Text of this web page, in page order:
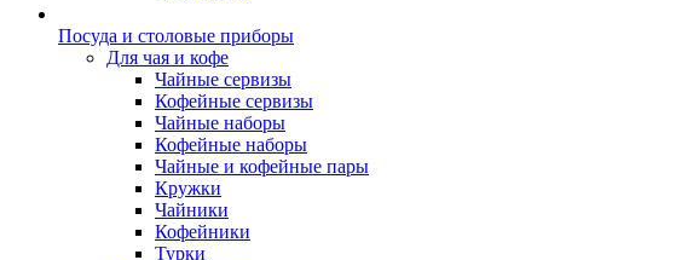
Посуда и столовые приборы
Для чая и кофе
Чайные сервизы
Кофейные сервизы
Чайные наборы
Кофейные наборы
Чайные и кофейные пары
Кружки
Чайники
Кофейники
Турки